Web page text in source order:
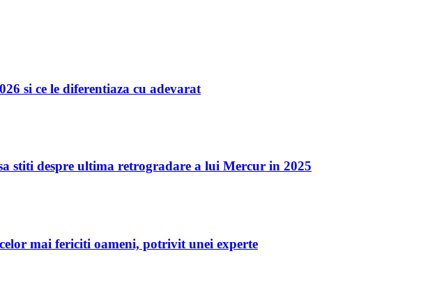
si ce le diferentiaza cu adevarat
stiti despre ultima retrogradare a lui Mercur in 2025
mai fericiti oameni, potrivit unei experte